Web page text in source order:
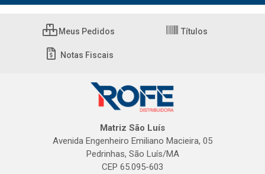
Meus Pedidos Títulos
Notas Fiscais
Matriz São Luís
Avenida Engenheiro Emiliano Macieira, 05
Pedrinhas, São Luís/MA
CEP 65.095-603